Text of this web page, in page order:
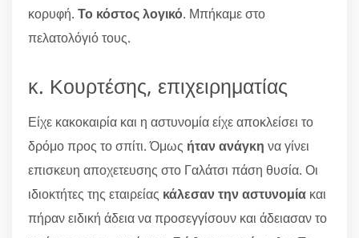
κορυφή. Το κόστος λογικό. Μπήκαμε στο
πελατολόγιό τους.
κ. Κουρτέσης, επιχειρηματίας
Είχε κακοκαιρία και η αστυνομία είχε αποκλείσει το
δρόμο προς το σπίτι. Όμως ήταν ανάγκη να γίνει
επισκευη αποχετευσης στο Γαλάτσι πάση θυσία. Οι
ιδιοκτήτες της εταιρείας κάλεσαν την αστυνομία και
πήραν ειδική άδεια να προσεγγίσουν και άδειασαν το